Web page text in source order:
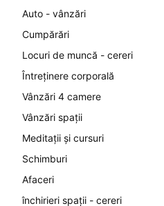
Auto - vânzări
Cumpărări
Locuri de muncă - cereri
Întreținere corporală
Vânzări 4 camere
Vânzări spații
Meditații și cursuri
Schimburi
Afaceri
închirieri spații - cereri